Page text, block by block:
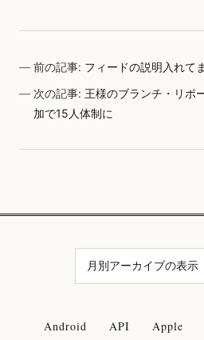
前の記事: フィードの説明入れて
次の記事: 王様のブランチ・リポ
加で15人体制に
Android API Apple